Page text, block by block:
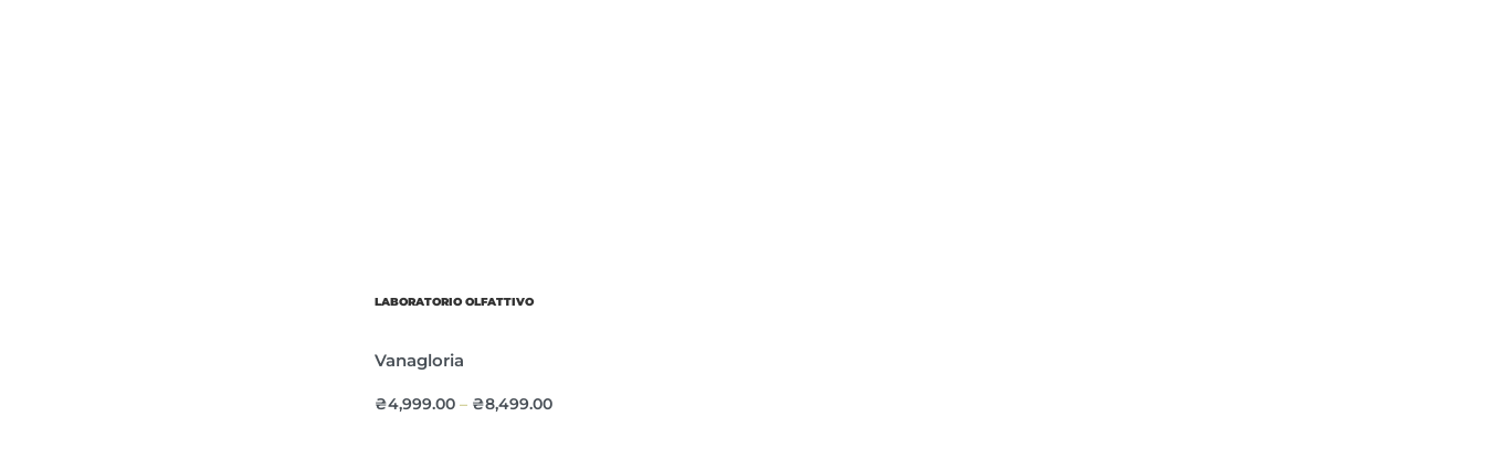
LABORATORIO OLFATTIVO
Vanagloria
₴4,999.00 – ₴8,499.00